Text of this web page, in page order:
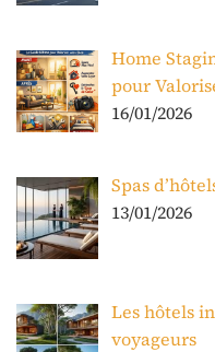
Home
pour
16/01/2026
Spas
13/01/2026
Les hôtels
voyageurs